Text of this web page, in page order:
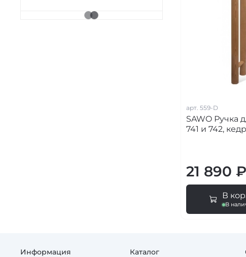
арт. 559-D
SAWO Ручка
741 и 742,
21 890 ₽
В
В
Информация Каталог